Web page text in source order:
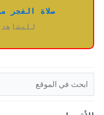
صلاة الفجر
البحث